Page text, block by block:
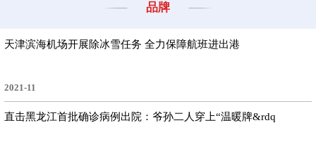
品牌
天津滨海机场开展除冰雪任务 全力保障航班进出港
2021-11
直击黑龙江首批确诊病例出院：爷孙二人穿上“温暖牌&rdq